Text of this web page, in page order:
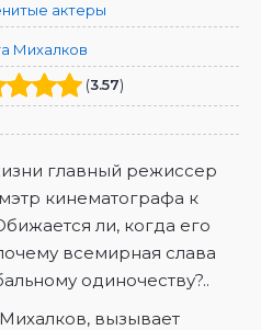
актеры
Михалков
(3.57)
главный режиссер
кинематографа к
ли, когда его
всемирная слава
одиночеству?..
вызывает